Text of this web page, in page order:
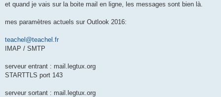
et quand je vais sur la boite mail en ligne, les messages sont bien là.
mes paramètres actuels sur Outlook 2016:
teachel@teachel.fr
IMAP / SMTP
serveur entrant : mail.legtux.org
STARTTLS port 143
serveur sortant : mail.legtux.org